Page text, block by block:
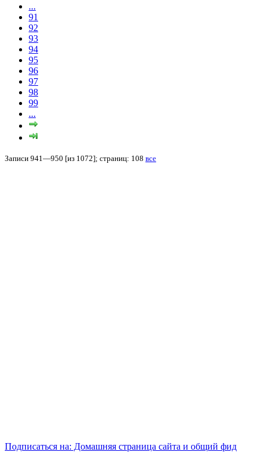
...
91
92
93
94
95
96
97
98
99
...
Записи 941—950 [из 1072]; страниц: 108 все
Подписаться на: Домашняя страница сайта и общий фид